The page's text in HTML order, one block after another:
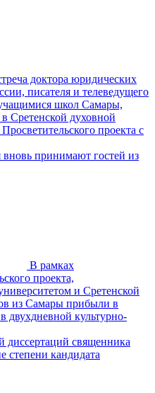
доктора юридических
писателя и телеведущего
школ Самары,
Сретенской духовной
проекта с
принимают гостей из
В рамках
проекта,
и Сретенской
из Самары прибыли в
двухдневной культурно-
диссертаций священника
степени кандидата